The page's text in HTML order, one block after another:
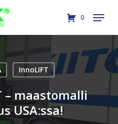
0 Menu
InnoLIFT
– maastomalli
USA:ssa!